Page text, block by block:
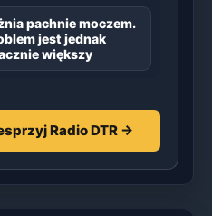
pachnie moczem.
jest jednak
większy
Radio DTR →